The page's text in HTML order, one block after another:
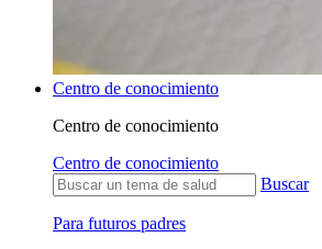
Centro de conocimiento
Centro de conocimiento
Centro de conocimiento
Buscar
Para futuros padres